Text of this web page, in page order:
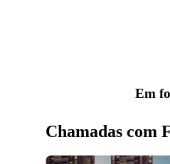
Em
Chamadas com